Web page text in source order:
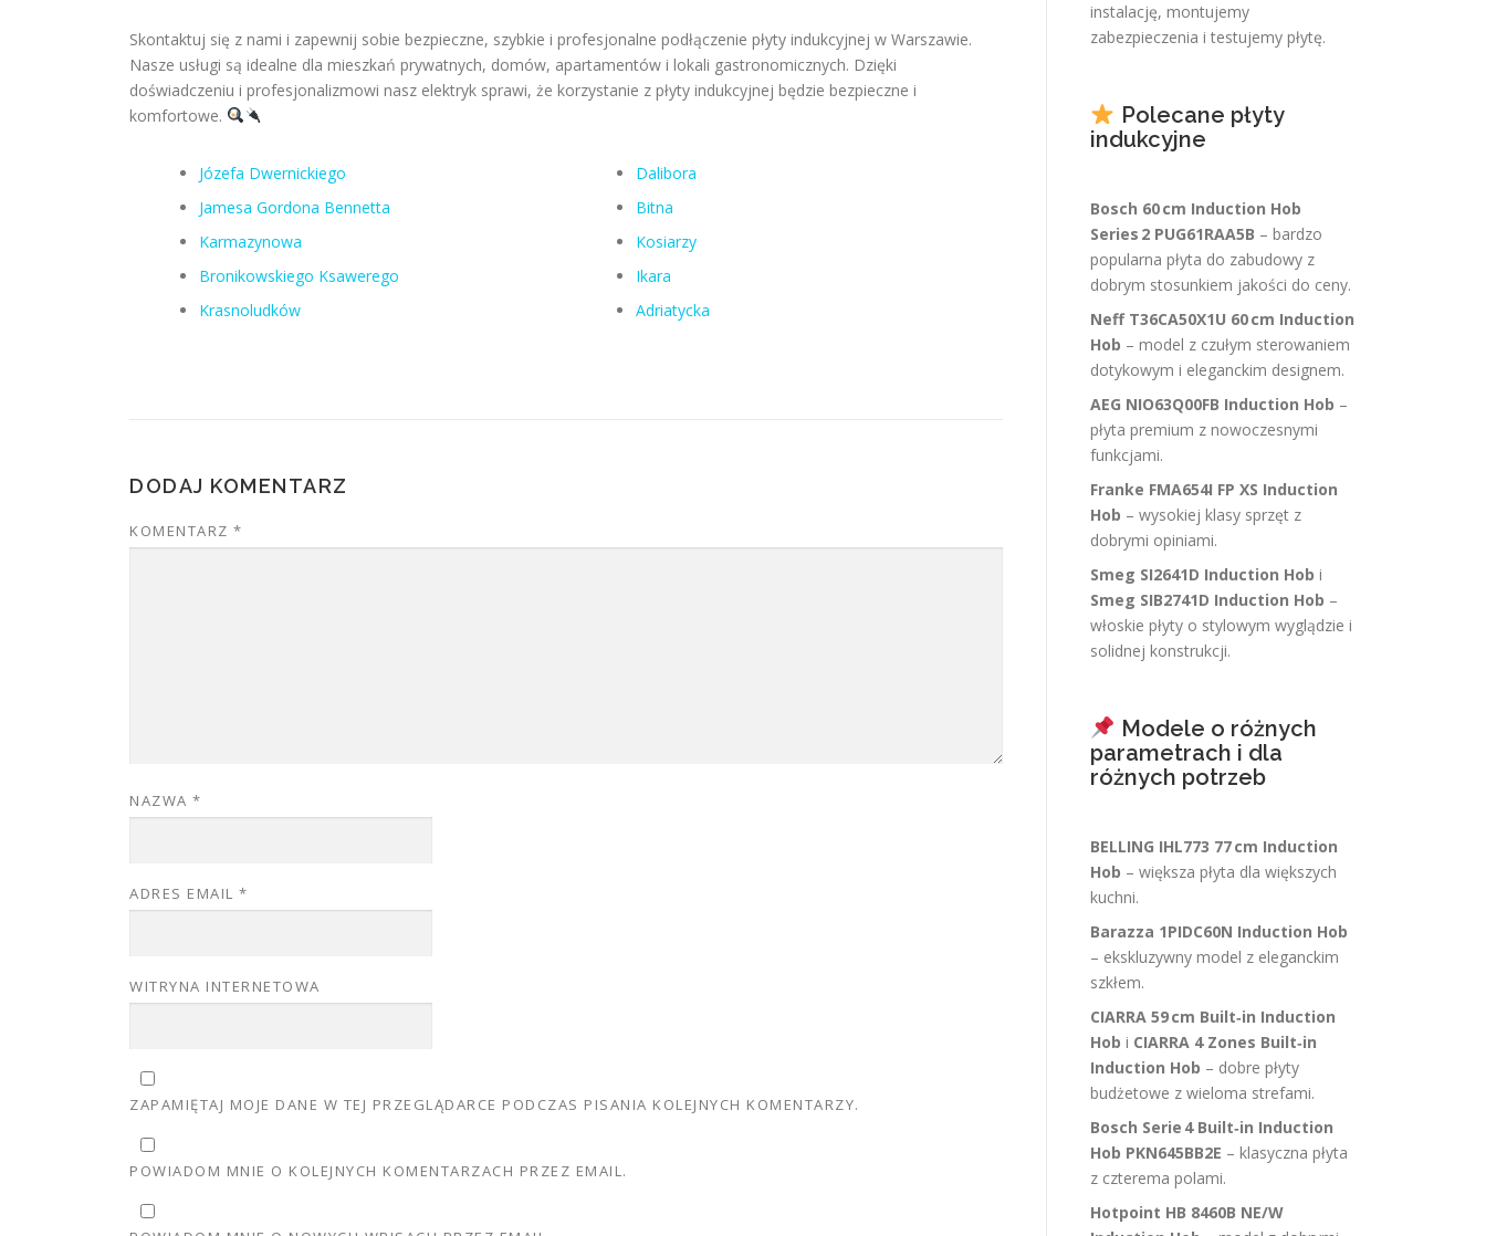
Skontaktuj się z nami i zapewnij sobie bezpieczne, szybkie i profesjonalne podłączenie płyty indukcyjnej w Warszawie.
Nasze usługi są idealne dla mieszkań prywatnych, domów, apartamentów i lokali gastronomicznych. Dzięki
doświadczeniu i profesjonalizmowi nasz elektryk sprawi, że korzystanie z płyty indukcyjnej będzie bezpieczne i
komfortowe.
Józefa Dwernickiego
Jamesa Gordona Bennetta
Karmazynowa
Bronikowskiego Ksawerego
Krasnoludków
Dalibora
Bitna
Kosiarzy
Ikara
Adriatycka
DODAJ KOMENTARZ
KOMENTARZ *
NAZWA *
ADRES EMAIL *
WITRYNA INTERNETOWA
ZAPAMIĘTAJ MOJE DANE W TEJ PRZEGLĄDARCE PODCZAS PISANIA KOLEJNYCH KOMENTARZY.
POWIADOM MNIE O KOLEJNYCH KOMENTARZACH PRZEZ EMAIL.
instalację, montujemy
zabezpieczenia i testujemy płytę.
Polecane płyty
indukcyjne
Bosch 60 cm Induction Hob
Series 2 PUG61RAA5B – bardzo
popularna płyta do zabudowy z
dobrym stosunkiem jakości do ceny.
Neff T36CA50X1U 60 cm Induction
Hob – model z czułym sterowaniem
dotykowym i eleganckim designem.
AEG NIO63Q00FB Induction Hob –
płyta premium z nowoczesnymi
funkcjami.
Franke FMA654I FP XS Induction
Hob – wysokiej klasy sprzęt z
dobrymi opiniami.
Smeg SI2641D Induction Hob i
Smeg SIB2741D Induction Hob –
włoskie płyty o stylowym wyglądzie i
solidnej konstrukcji.
Modele o różnych
parametrach i dla
różnych potrzeb
BELLING IHL773 77 cm Induction
Hob – większa płyta dla większych
kuchni.
Barazza 1PIDC60N Induction Hob
– ekskluzywny model z eleganckim
szkłem.
CIARRA 59 cm Built‑in Induction
Hob i CIARRA 4 Zones Built‑in
Induction Hob – dobre płyty
budżetowe z wieloma strefami.
Bosch Serie 4 Built‑in Induction
Hob PKN645BB2E – klasyczna płyta
z czterema polami.
Hotpoint HB 8460B NE/W